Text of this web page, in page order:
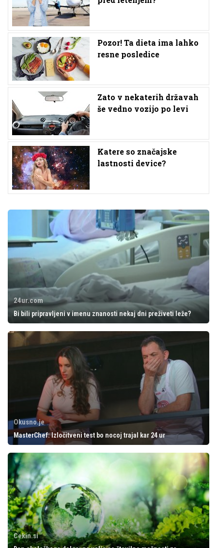
Pozor! Ta dieta ima lahko
resne posledice
Zato v nekaterih državah
še vedno vozijo po levi
Katere so značajske
lastnosti device?
24ur.com
Bi bili pripravljeni v imenu znanosti nekaj dni preživeti leže?
Okusno.je
MasterChef: Izločitveni test bo nocoj trajal kar 24 ur
Cekin.si